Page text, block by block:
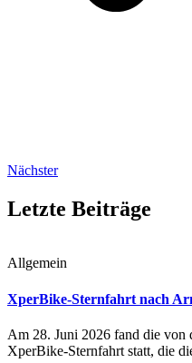
Nächster
Letzte Beiträge
Allgemein
XperBike-Sternfahrt nach
Am 28. Juni 2026 fand die von
XperBike-Sternfahrt statt, die